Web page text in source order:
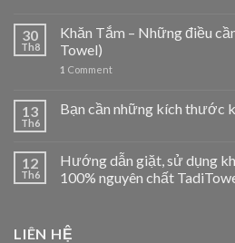
30
Th8
Khăn Tắm – Những điều
Towel)
1 Comment
13
Th6
Bạn cần những kích thước
12
Th6
Hướng dẫn giặt, sử dụng
100% nguyên chất
LIÊN HỆ